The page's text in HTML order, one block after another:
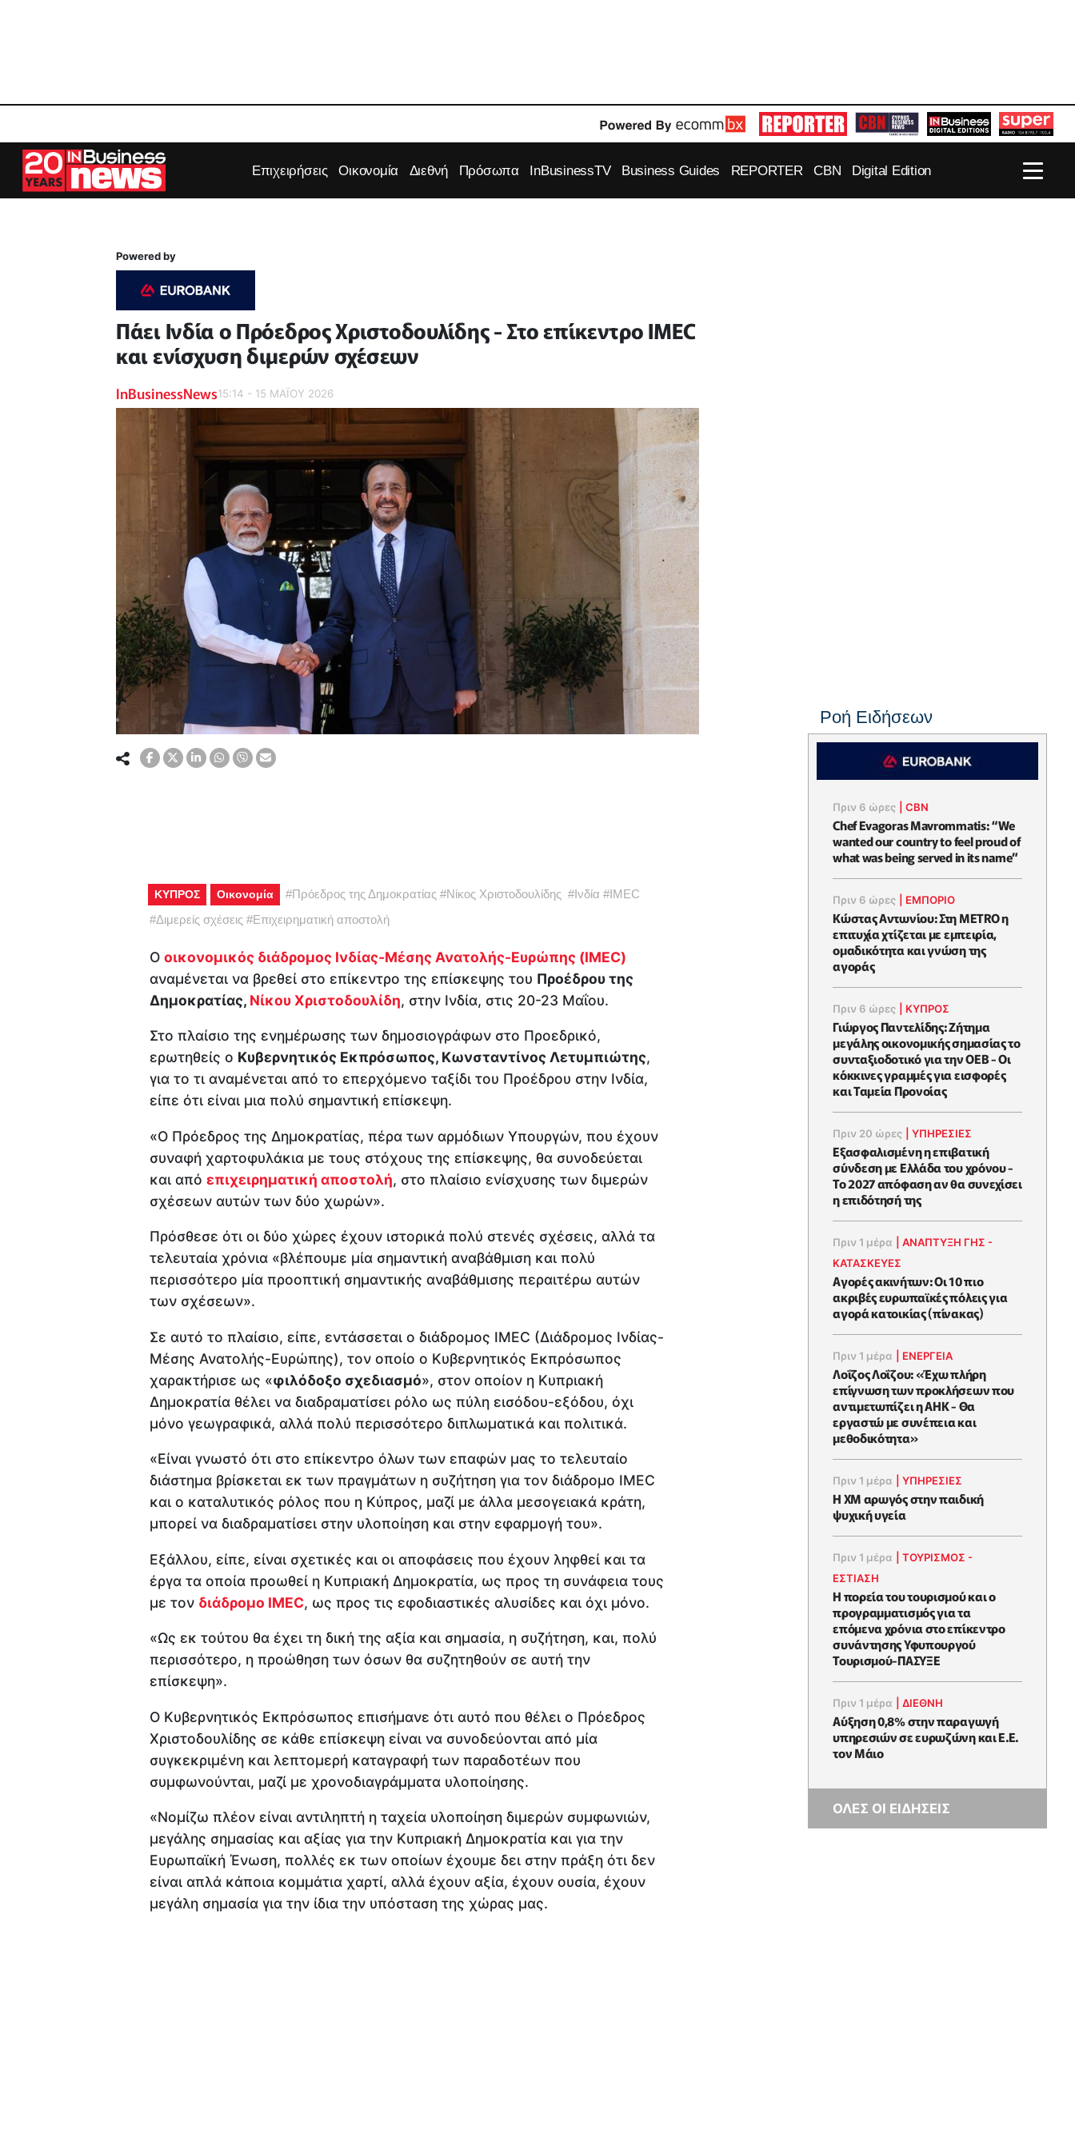
Επιχειρήσεις Οικονομία Διεθνή Πρόσωπα InBusinessTV Business Guides REPORTER CBN Digital Edition
Powered by
Πάει Ινδία ο Πρόεδρος Χριστοδουλίδης - Στο επίκεντρο IMEC
και ενίσχυση διμερών σχέσεων
InBusinessNews15:14 - 15 ΜΑΪ́ΟΥ 2026
ΚΥΠΡΟΣ Οικονομία #Πρόεδρος της Δημοκρατίας #Νίκος Χριστοδουλίδης #Ινδία #IMEC
#Διμερείς σχέσεις #Επιχειρηματική αποστολή
Ο οικονομικός διάδρομος Ινδίας-Μέσης Ανατολής-Ευρώπης (IMEC)
αναμένεται να βρεθεί στο επίκεντρο της επίσκεψης του Προέδρου της
Δημοκρατίας, Νίκου Χριστοδουλίδη, στην Ινδία, στις 20-23 Μαΐου.
Στο πλαίσιο της ενημέρωσης των δημοσιογράφων στο Προεδρικό,
ερωτηθείς ο Κυβερνητικός Εκπρόσωπος, Κωνσταντίνος Λετυμπιώτης,
για το τι αναμένεται από το επερχόμενο ταξίδι του Προέδρου στην Ινδία,
είπε ότι είναι μια πολύ σημαντική επίσκεψη.
«Ο Πρόεδρος της Δημοκρατίας, πέρα των αρμόδιων Υπουργών, που έχουν
συναφή χαρτοφυλάκια με τους στόχους της επίσκεψης, θα συνοδεύεται
και από επιχειρηματική αποστολή, στο πλαίσιο ενίσχυσης των διμερών
σχέσεων αυτών των δύο χωρών».
Πρόσθεσε ότι οι δύο χώρες έχουν ιστορικά πολύ στενές σχέσεις, αλλά τα
τελευταία χρόνια «βλέπουμε μία σημαντική αναβάθμιση και πολύ
περισσότερο μία προοπτική σημαντικής αναβάθμισης περαιτέρω αυτών
των σχέσεων».
Σε αυτό το πλαίσιο, είπε, εντάσσεται ο διάδρομος IMEC (Διάδρομος Ινδίας-
Μέσης Ανατολής-Ευρώπης), τον οποίο ο Κυβερνητικός Εκπρόσωπος
χαρακτήρισε ως «φιλόδοξο σχεδιασμό», στον οποίον η Κυπριακή
Δημοκρατία θέλει να διαδραματίσει ρόλο ως πύλη εισόδου-εξόδου, όχι
μόνο γεωγραφικά, αλλά πολύ περισσότερο διπλωματικά και πολιτικά.
«Είναι γνωστό ότι στο επίκεντρο όλων των επαφών μας το τελευταίο
διάστημα βρίσκεται εκ των πραγμάτων η συζήτηση για τον διάδρομο IMEC
και ο καταλυτικός ρόλος που η Κύπρος, μαζί με άλλα μεσογειακά κράτη,
μπορεί να διαδραματίσει στην υλοποίηση και στην εφαρμογή του».
Εξάλλου, είπε, είναι σχετικές και οι αποφάσεις που έχουν ληφθεί και τα
έργα τα οποία προωθεί η Κυπριακή Δημοκρατία, ως προς τη συνάφεια τους
με τον διάδρομο IMEC, ως προς τις εφοδιαστικές αλυσίδες και όχι μόνο.
«Ως εκ τούτου θα έχει τη δική της αξία και σημασία, η συζήτηση, και, πολύ
περισσότερο, η προώθηση των όσων θα συζητηθούν σε αυτή την
επίσκεψη».
Ο Κυβερνητικός Εκπρόσωπος επισήμανε ότι αυτό που θέλει ο Πρόεδρος
Χριστοδουλίδης σε κάθε επίσκεψη είναι να συνοδεύονται από μία
συγκεκριμένη και λεπτομερή καταγραφή των παραδοτέων που
συμφωνούνται, μαζί με χρονοδιαγράμματα υλοποίησης.
«Νομίζω πλέον είναι αντιληπτή η ταχεία υλοποίηση διμερών συμφωνιών,
μεγάλης σημασίας και αξίας για την Κυπριακή Δημοκρατία και για την
Ευρωπαϊκή Ένωση, πολλές εκ των οποίων έχουμε δει στην πράξη ότι δεν
είναι απλά κάποια κομμάτια χαρτί, αλλά έχουν αξία, έχουν ουσία, έχουν
μεγάλη σημασία για την ίδια την υπόσταση της χώρας μας.
Ροή Ειδήσεων
Πριν 6 ώρες |CBN
Chef Evagoras Mavrommatis: “We
wanted our country to feel proud of
what was being served in its name”
Πριν 6 ώρες ΕΜΠΟΡΙΟ
Κώστας Αντωνίου: Στη METRO η
επιτυχία χτίζεται με εμπειρία,
ομαδικότητα και γνώση της
αγοράς
Πριν 6 ώρες ΚΥΠΡΟΣ
Γιώργος Παντελίδης: Ζήτημα
μεγάλης οικονομικής σημασίας το
συνταξιοδοτικό για την ΟΕΒ - Οι
κόκκινες γραμμές για εισφορές
και Ταμεία Προνοίας
Πριν 20 ώρες |ΥΠΗΡΕΣΙΕΣ
Εξασφαλισμένη η επιβατική
σύνδεση με Ελλάδα του χρόνου -
Το 2027 απόφαση αν θα συνεχίσει
η επιδότησή της
Πριν 1 μέρα |ΑΝΑΠΤΥΞΗ ΓΗΣ -
ΚΑΤΑΣΚΕΥΕΣ
Αγορές ακινήτων: Οι 10 πιο
ακριβές ευρωπαϊκές πόλεις για
αγορά κατοικίας (πίνακας)
Πριν 1 μέρα ΕΝΈΡΓΕΙΑ
Λοΐζος Λοΐζου: «Έχω πλήρη
επίγνωση των προκλήσεων που
αντιμετωπίζει η ΑΗΚ - Θα
εργαστώ με συνέπεια και
μεθοδικότητα»
Πριν 1 μέρα |ΥΠΗΡΕΣΙΕΣ
Η XM αρωγός στην παιδική
ψυχική υγεία
Πριν 1 μέρα |ΤΟΥΡΙΣΜΟΣ -
ΕΣΤΙΑΣΗ
Η πορεία του τουρισμού και ο
προγραμματισμός για τα
επόμενα χρόνια στο επίκεντρο
συνάντησης Υφυπουργού
Τουρισμού-ΠΑΣΥΞΕ
Πριν 1 μέρα |ΔΙΕΘΝΗ
Αύξηση 0,8% στην παραγωγή
υπηρεσιών σε ευρωζώνη και Ε.Ε.
τον Μάιο
ΟΛΕΣ ΟΙ ΕΙΔΗΣΕΙΣ